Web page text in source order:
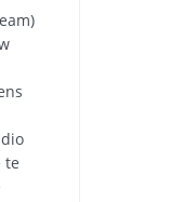
te